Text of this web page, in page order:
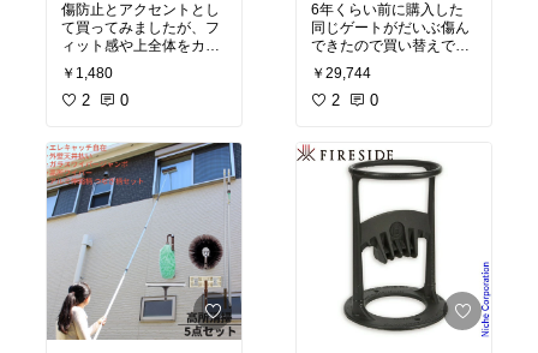
傷防止とアクセントとし
て買ってみましたが、フ
ィット感や上全体をカバ
ーする構造に満足です。
操作も全く支障ないで
す。
買って直ぐに傷がつく前
に付けるべきでした。
￥1,480
2 0
6年くらい前に購入した
同じゲートがだいぶ傷ん
できたので買い替えでし
た。
何故か、うちのワンコ達
はゲートの匂いか何かに
ガジで直ぐに傷がついて
しまいました。商品には
全く問題なく、問題はう
ちのワンコ達の行動のよ
うです(^^)
￥29,744
2 0